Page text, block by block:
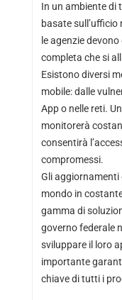
In un ambiente di
basate
le agenzie
completa che si
Esistono diversi
mobile: dalle
App o nelle reti.
monitorerà
consentirà
compromessi.
Gli aggiornamenti
mondo in
gamma di
governo federale
sviluppare il loro
importante
chiave di tutti i